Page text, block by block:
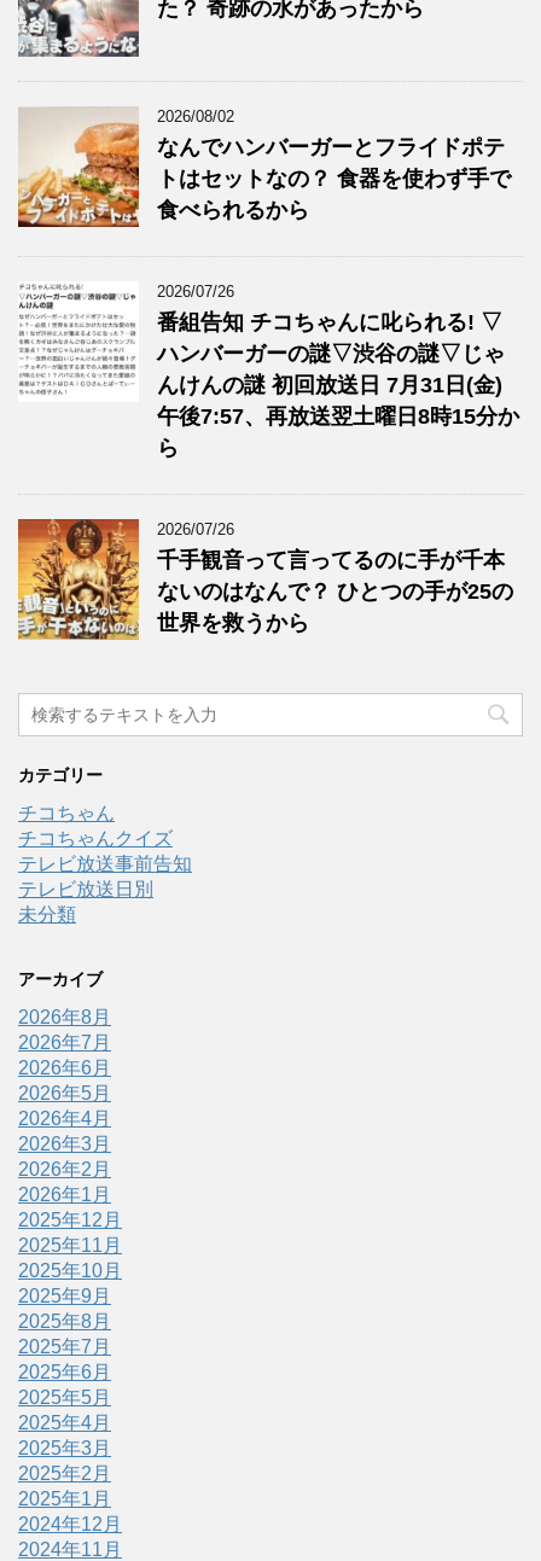
た？ 奇跡の水があったから
2026/08/02
なんでハンバーガーとフライドポテ
トはセットなの？ 食器を使わず手で
食べられるから
2026/07/26
番組告知 チコちゃんに叱られる! ▽
ハンバーガーの謎▽渋谷の謎▽じゃ
んけんの謎 初回放送日 7月31日(金)
午後7:57、再放送翌土曜日8時15分か
ら
2026/07/26
千手観音って言ってるのに手が千本
ないのはなんで？ ひとつの手が25の
世界を救うから
カテゴリー
チコちゃん
チコちゃんクイズ
テレビ放送事前告知
テレビ放送日別
未分類
アーカイブ
2026年8月
2026年7月
2026年6月
2026年5月
2026年4月
2026年3月
2026年2月
2026年1月
2025年12月
2025年11月
2025年10月
2025年9月
2025年8月
2025年7月
2025年6月
2025年5月
2025年4月
2025年3月
2025年2月
2025年1月
2024年12月
2024年11月